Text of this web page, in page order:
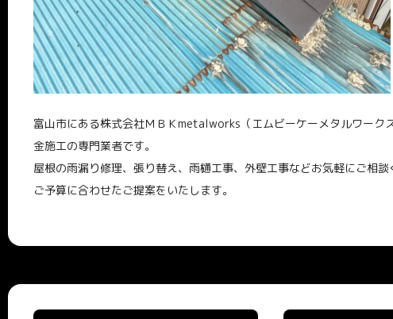
富山市にある株式会社ＭＢＫmetalworks（エムビーケーメタルワーク
金施工の専門業者です。
屋根の雨漏り修理、張り替え、雨樋工事、外壁工事などお気軽にご相談
ご予算に合わせたご提案をいたします。